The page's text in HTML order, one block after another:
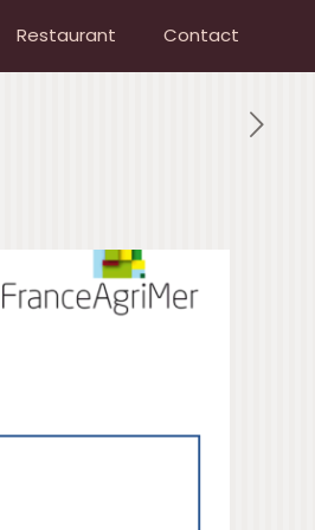
Restaurant Contact